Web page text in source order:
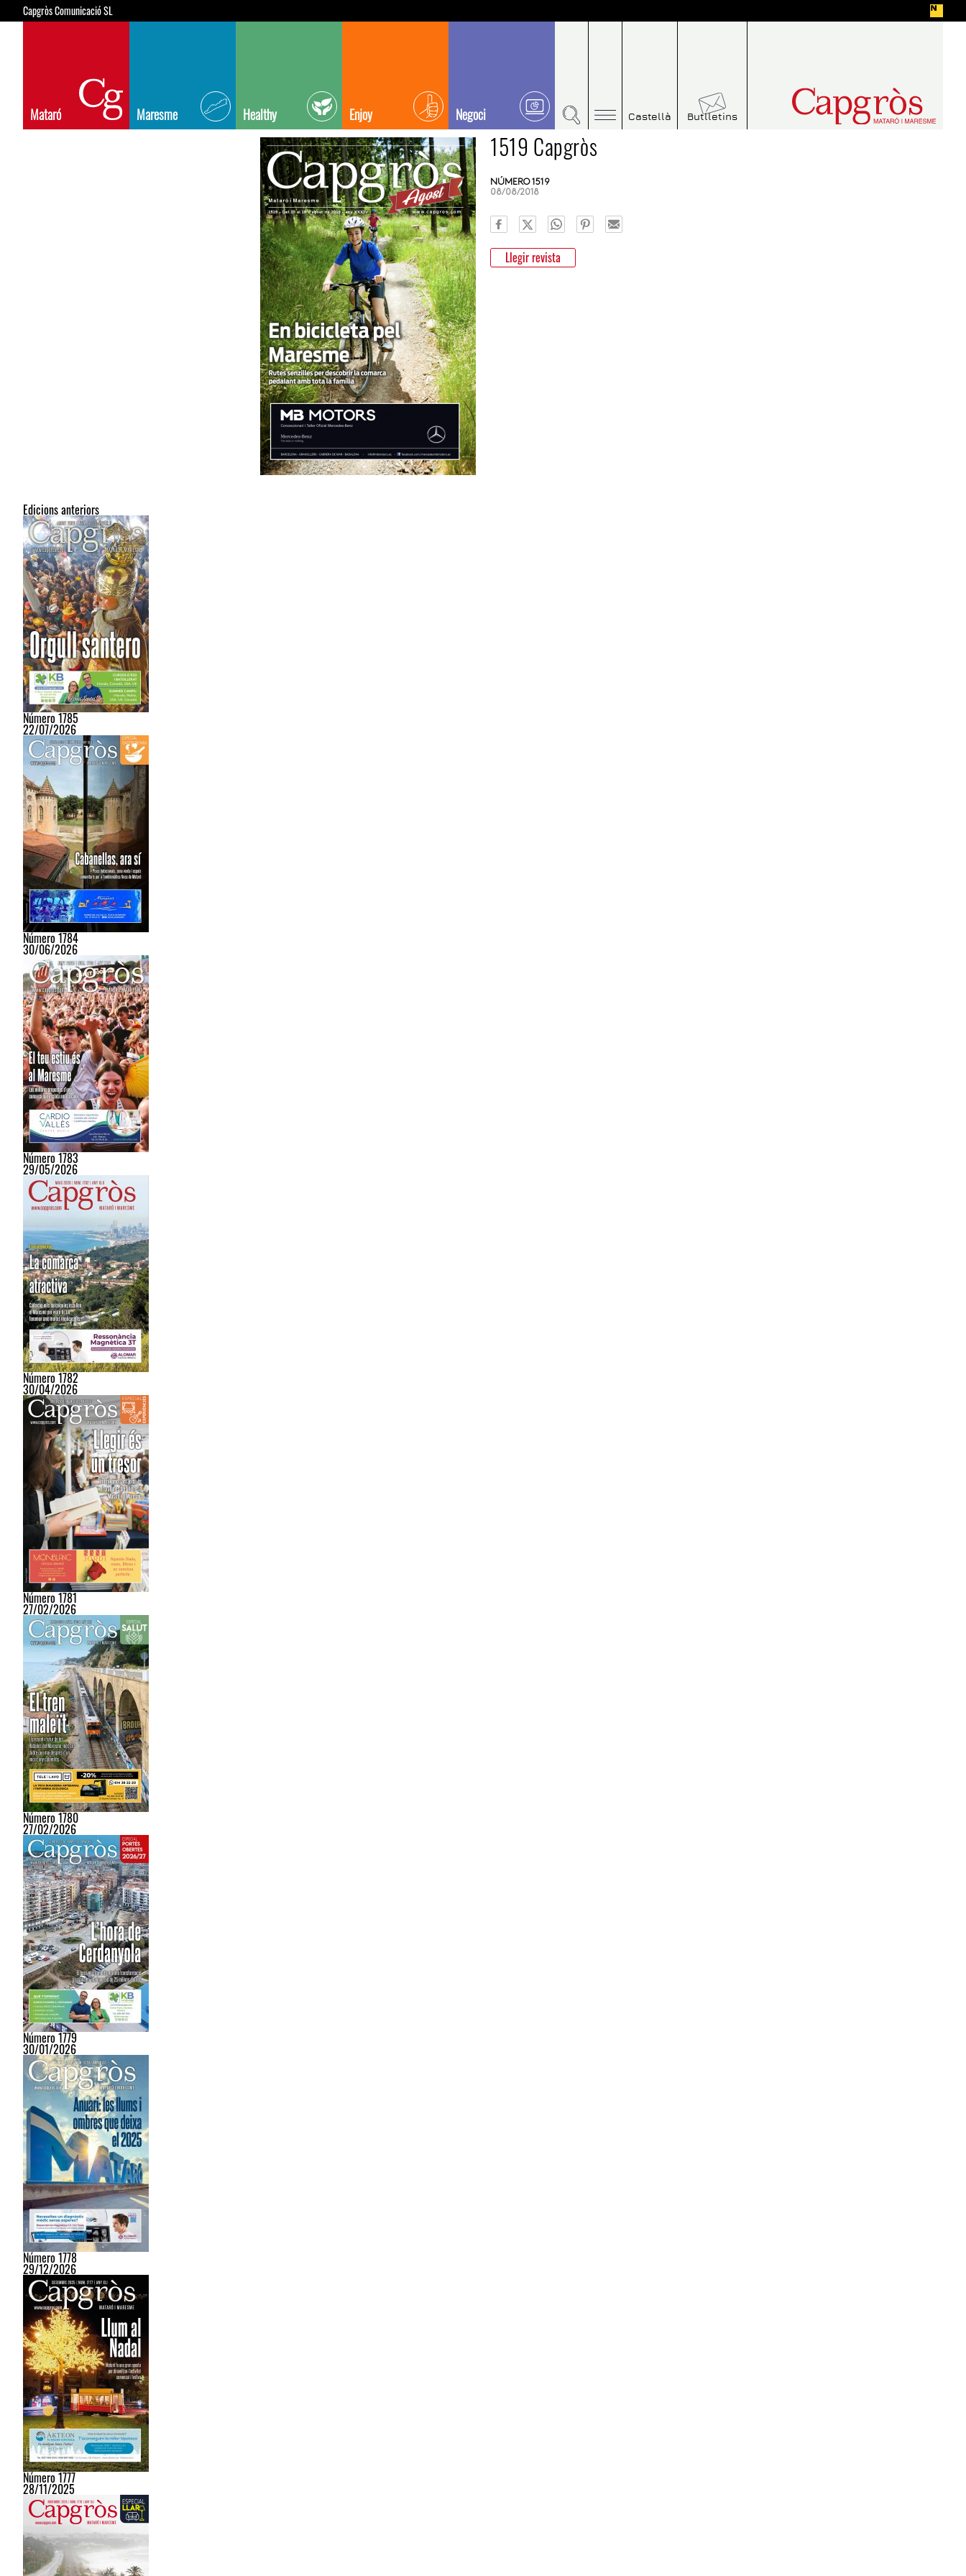
Capgròs Comunicació SL
Mataró Maresme Healthy Enjoy Negoci Castellà Butlletins
1519 Capgròs
NÚMERO 1519
08/08/2018
Llegir revista
Edicions anteriors
Número 1785
22/07/2026
Número 1784
30/06/2026
Número 1783
29/05/2026
Número 1782
30/04/2026
Número 1781
27/02/2026
Número 1780
27/02/2026
Número 1779
30/01/2026
Número 1778
29/12/2026
Número 1777
28/11/2025